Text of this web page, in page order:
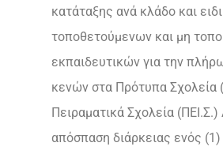
κατάταξης ανά κλάδο και
τοποθετούμενων και μη
εκπαιδευτικών για την
κενών στα Πρότυπα Σχολεία
Πειραματικά Σχολεία (ΠΕΙ.Σ.)
απόσπαση διάρκειας ενός (1)